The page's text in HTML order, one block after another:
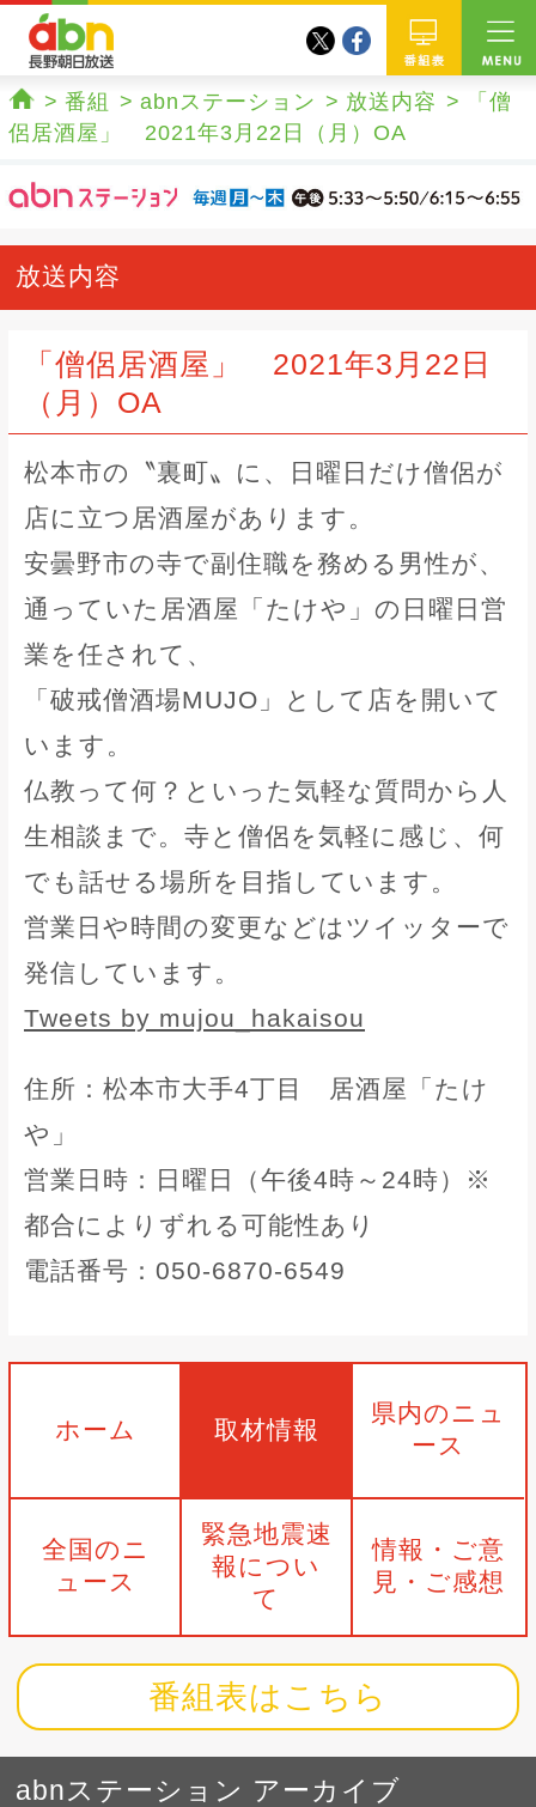
番組
twitterfacebook
ホーム
番組 abnステーション 放送内容
「僧
侶居酒屋」 2021年3月22日（月）OA
放送内容
「僧侶居酒屋」 2021年3月22日
（月）OA
松本市の〝裏町〟に、日曜日だけ僧侶が
店に立つ居酒屋があります。
安曇野市の寺で副住職を務める男性が、
通っていた居酒屋「たけや」の日曜日営
業を任されて、
「破戒僧酒場MUJO」として店を開いて
います。
仏教って何？といった気軽な質問から人
生相談まで。寺と僧侶を気軽に感じ、何
でも話せる場所を目指しています。
営業日や時間の変更などはツイッターで
発信しています。
Tweets by mujou_hakaisou
住所：松本市大手4丁目 居酒屋「たけ
や」
営業日時：日曜日（午後4時～24時）※
都合によりずれる可能性あり
電話番号：050-6870-6549
ホーム 取材情報
県内のニュ
ース
全国のニ
ュース
緊急地震速
報につい
て
情報・ご意
見・ご感想
番組表はこちら
abnステーション アーカイブ